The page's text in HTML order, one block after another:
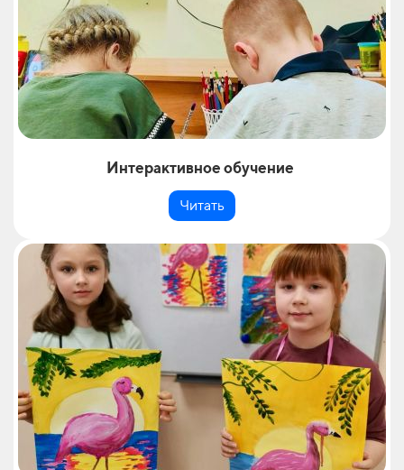
Интерактивное обучение
Читать